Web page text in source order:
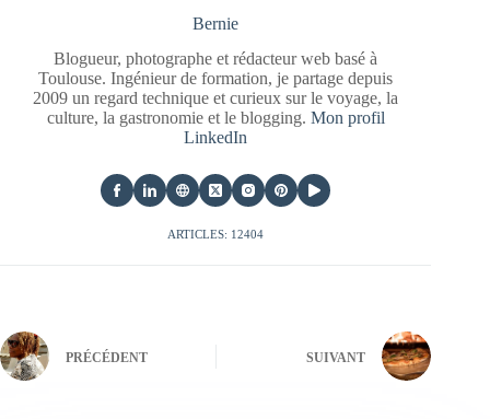
Bernie
Blogueur, photographe et rédacteur web basé à
Toulouse. Ingénieur de formation, je partage depuis
2009 un regard technique et curieux sur le voyage, la
culture, la gastronomie et le blogging. Mon profil
LinkedIn
ARTICLES: 12404
PRÉCÉDENT SUIVANT